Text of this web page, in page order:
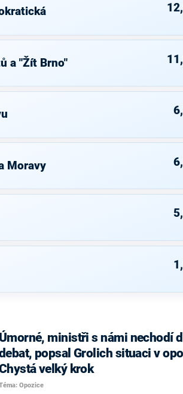
a "Žít Brno"
Moravy
Úmorné, ministři s námi nechodí
popsal Grolich situaci v
velký krok
Opozice